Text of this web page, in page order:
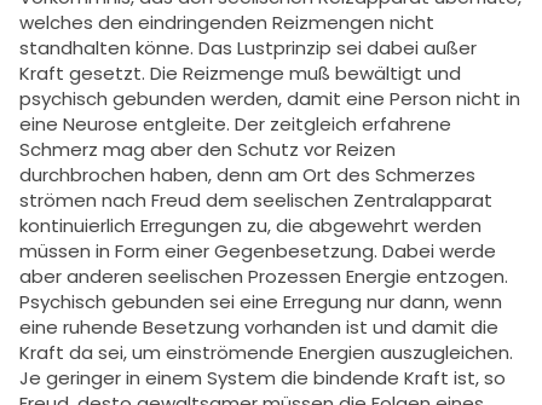
welches den eindringenden Reizmengen nicht
standhalten könne. Das Lustprinzip sei dabei außer
Kraft gesetzt. Die Reizmenge muß bewältigt und
psychisch gebunden werden, damit eine Person nicht in
eine Neurose entgleite. Der zeitgleich erfahrene
Schmerz mag aber den Schutz vor Reizen
durchbrochen haben, denn am Ort des Schmerzes
strömen nach Freud dem seelischen Zentralapparat
kontinuierlich Erregungen zu, die abgewehrt werden
müssen in Form einer Gegenbesetzung. Dabei werde
aber anderen seelischen Prozessen Energie entzogen.
Psychisch gebunden sei eine Erregung nur dann, wenn
eine ruhende Besetzung vorhanden ist und damit die
Kraft da sei, um einströmende Energien auszugleichen.
Je geringer in einem System die bindende Kraft ist, so